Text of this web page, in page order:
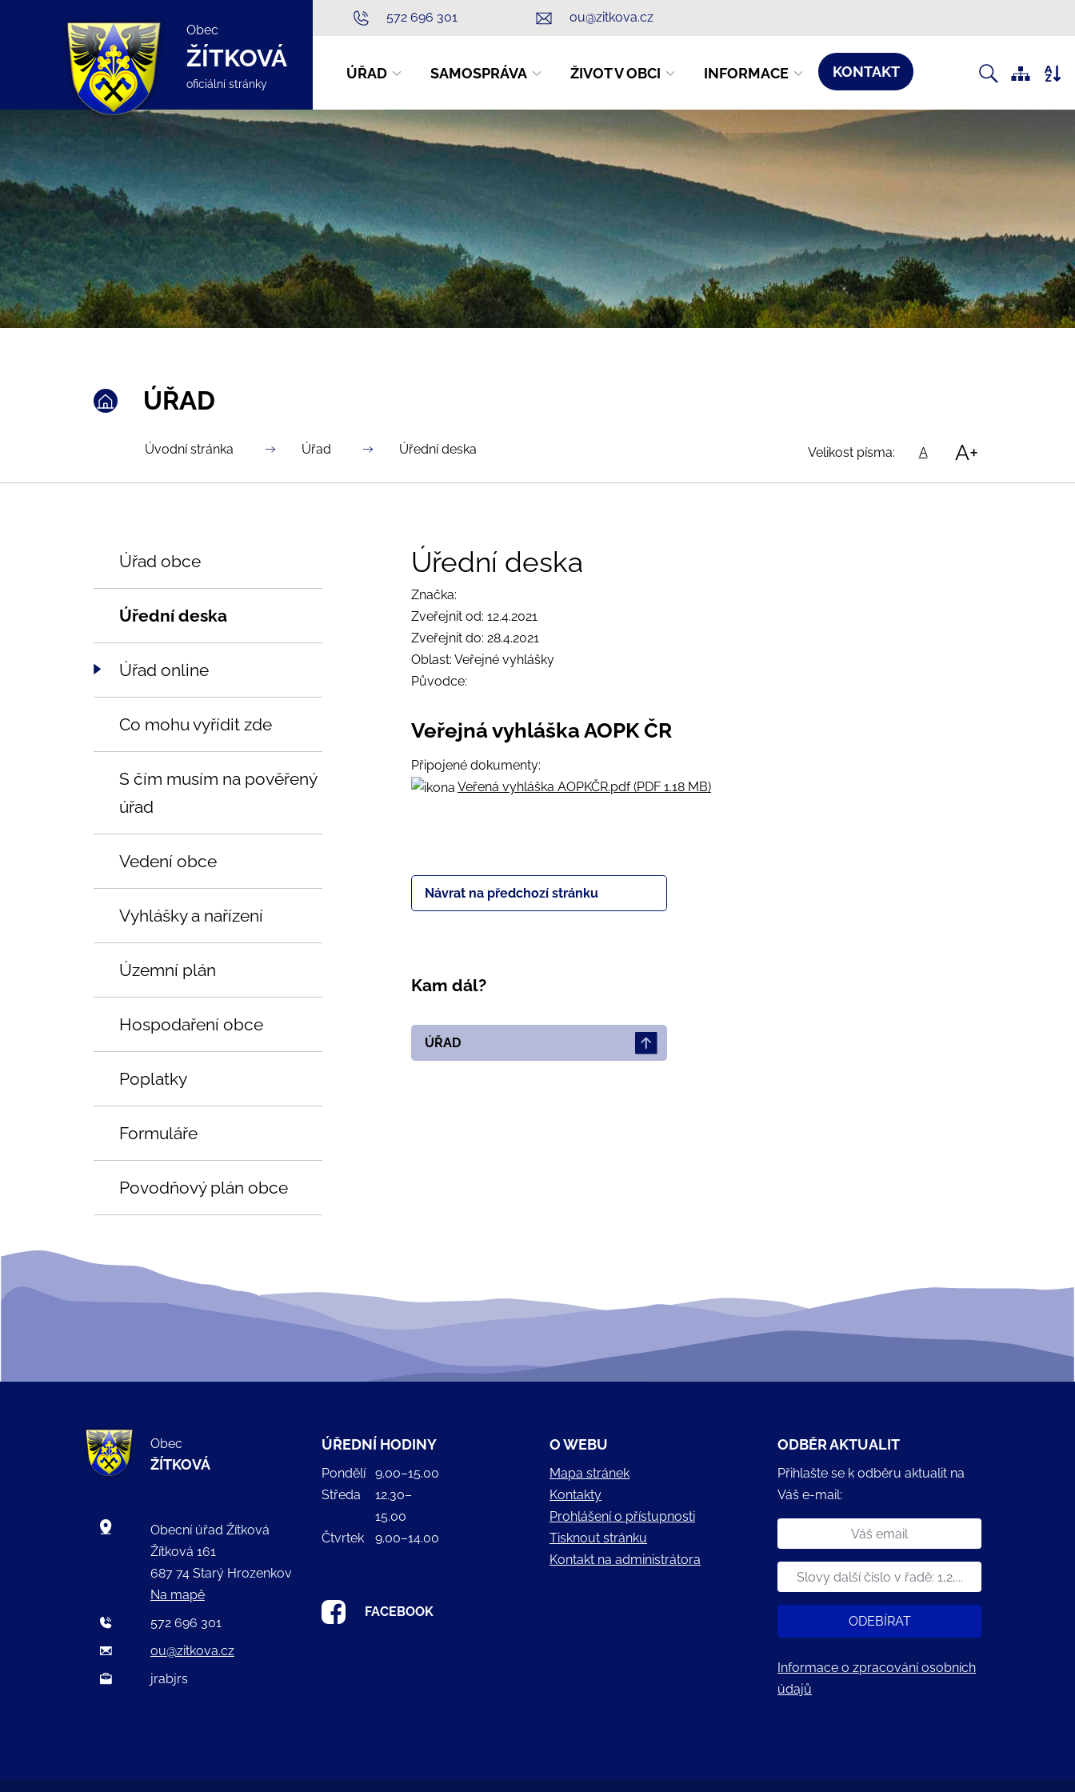
Obec
ŽÍTKOVÁ
oficiální stránky
572 696 301 ou@zitkova.cz
ÚŘAD SAMOSPRÁVA ŽIVOT V OBCI INFORMACE KONTAKT
ÚŘAD
Úvodní stránka Úřad Úřední deska Velikost písma: A A+
Úřední deska
Značka:
Zveřejnit od: 12.4.2021
Zveřejnit do: 28.4.2021
Oblast: Veřejné vyhlášky
Původce:
Veřejná vyhláška AOPK ČR
Připojené dokumenty:
Veřená vyhláška AOPKČR.pdf (PDF 1.18 MB)
Návrat na předchozí stránku
Kam dál?
ÚŘAD
Úřad obce
Úřední deska
Úřad online
Co mohu vyřídit zde
S čím musím na pověřený
úřad
Vedení obce
Vyhlášky a nařízení
Územní plán
Hospodaření obce
Poplatky
Formuláře
Povodňový plán obce
Obec
ŽÍTKOVÁ
Obecní úřad Žítková
Žítková 161
687 74 Starý Hrozenkov
Na mapě
572 696 301
ou@zitkova.cz
jrabjrs
ÚŘEDNÍ HODINY
Pondělí
9.00–15.00
Středa
12.30–
15.00
Čtvrtek
9.00–14.00
FACEBOOK
O WEBU
Mapa stránek
Kontakty
Prohlášení o přístupnosti
Tisknout stránku
Kontakt na administrátora
ODBĚR AKTUALIT
Přihlašte se k odběru aktualit na
Váš e-mail:
ODEBÍRAT
Informace o zpracování osobních
údajů